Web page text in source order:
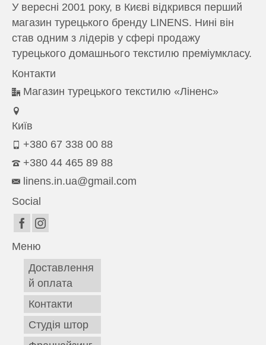
У вересні 2001 року, в Києві відкрився перший
магазин турецького бренду LINENS. Нині він
став одним з лідерів у сфері продажу
турецького домашнього текстилю преміумкласу.
Контакти
Магазин турецького текстилю «Ліненс»
Київ
+380 67 338 00 88
+380 44 465 89 88
linens.in.ua@gmail.com
Social
Меню
Доставлення
й оплата
Контакти
Студія штор